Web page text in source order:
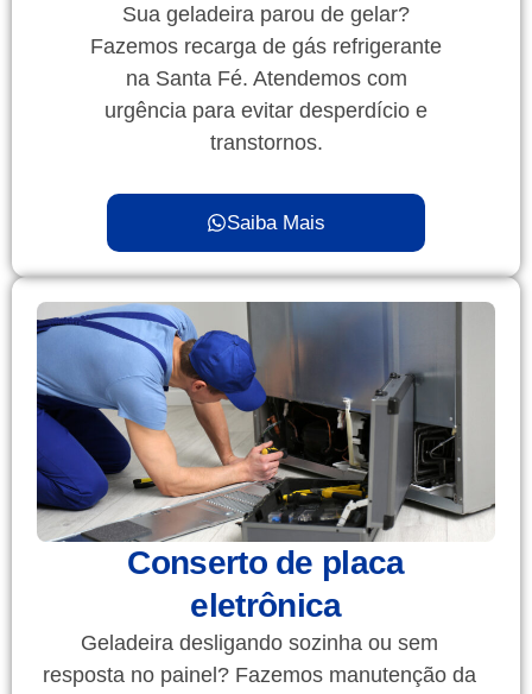
Sua geladeira parou de gelar?
Fazemos recarga de gás refrigerante
na Santa Fé. Atendemos com
urgência para evitar desperdício e
transtornos.
Saiba Mais
Conserto de placa
eletrônica
Geladeira desligando sozinha ou sem
resposta no painel? Fazemos manutenção da